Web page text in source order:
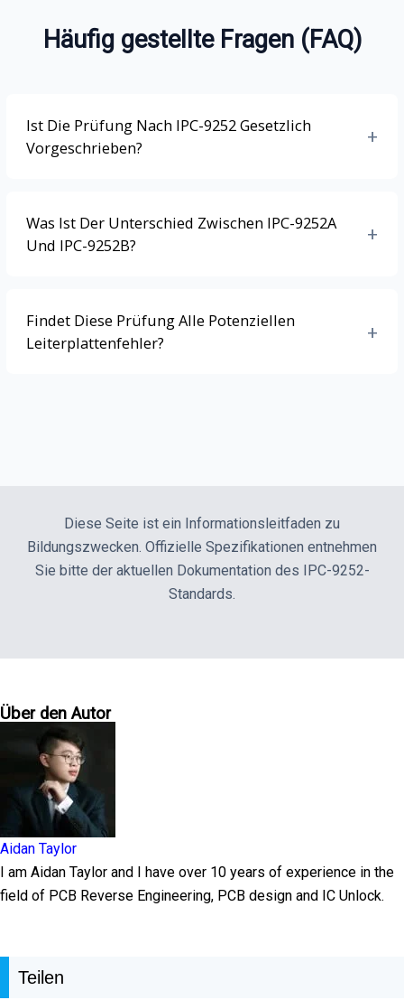
Häufig gestellte Fragen (FAQ)
Ist Die Prüfung Nach IPC-9252 Gesetzlich
Vorgeschrieben?
+
Was Ist Der Unterschied Zwischen IPC-9252A
Und IPC-9252B?
+
Findet Diese Prüfung Alle Potenziellen
Leiterplattenfehler?
+
Diese Seite ist ein Informationsleitfaden zu
Bildungszwecken. Offizielle Spezifikationen entnehmen
Sie bitte der aktuellen Dokumentation des IPC-9252-
Standards.
Über den Autor
Aidan Taylor
I am Aidan Taylor and I have over 10 years of experience in the
field of PCB Reverse Engineering, PCB design and IC Unlock.
Teilen